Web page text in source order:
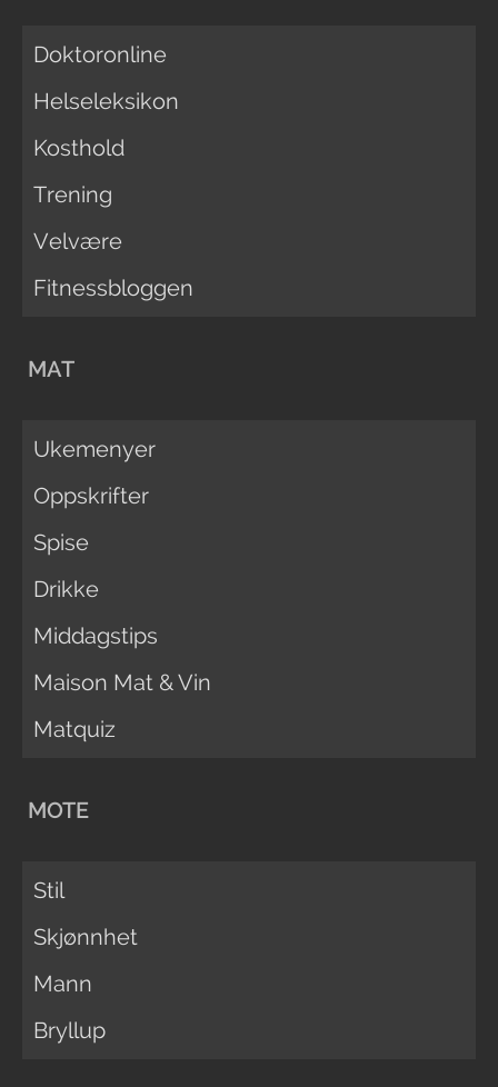
Doktoronline
Helseleksikon
Kosthold
Trening
Velvære
Fitnessbloggen
MAT
Ukemenyer
Oppskrifter
Spise
Drikke
Middagstips
Maison Mat & Vin
Matquiz
MOTE
Stil
Skjønnhet
Mann
Bryllup